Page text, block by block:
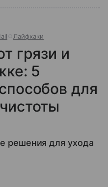
Лайфхаки
грязи и
5
для
решения для ухода